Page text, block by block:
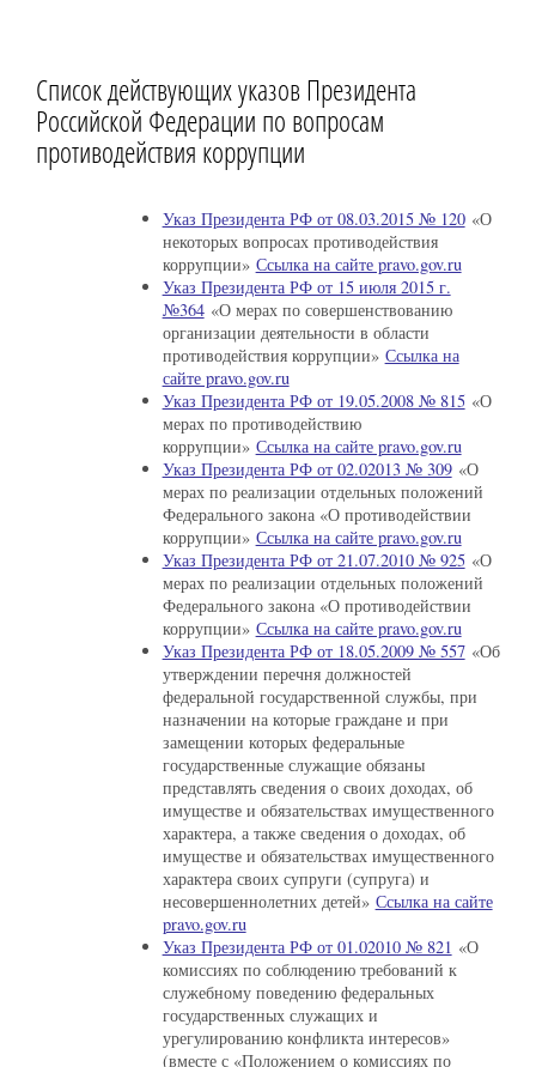
Список действующих указов Президента
Российской Федерации по вопросам
противодействия коррупции
Указ Президента РФ от 08.03.2015 № 120«О
некоторых вопросах противодействия
коррупции» Ссылка на сайте pravo.gov.ru
Указ Президента РФ от 15 июля 2015 г.
№364«О мерах по совершенствованию
организации деятельности в области
противодействия коррупции» Ссылка на
сайте pravo.gov.ru
Указ Президента РФ от 19.05.2008 № 815«О
мерах по противодействию
коррупции» Ссылка на сайте pravo.gov.ru
Указ Президента РФ от 02.02013 № 309«О
мерах по реализации отдельных положений
Федерального закона «О противодействии
коррупции» Ссылка на сайте pravo.gov.ru
Указ Президента РФ от 21.07.2010 № 925«О
мерах по реализации отдельных положений
Федерального закона «О противодействии
коррупции» Ссылка на сайте pravo.gov.ru
Указ Президента РФ от 18.05.2009 № 557«Об
утверждении перечня должностей
федеральной государственной службы, при
назначении на которые граждане и при
замещении которых федеральные
государственные служащие обязаны
представлять сведения о своих доходах, об
имуществе и обязательствах имущественного
характера, а также сведения о доходах, об
имуществе и обязательствах имущественного
характера своих супруги (супруга) и
несовершеннолетних детей» Ссылка на сайте
pravo.gov.ru
Указ Президента РФ от 01.02010 № 821 «О
комиссиях по соблюдению требований к
служебному поведению федеральных
государственных служащих и
урегулированию конфликта интересов»
(вместе с «Положением о комиссиях по